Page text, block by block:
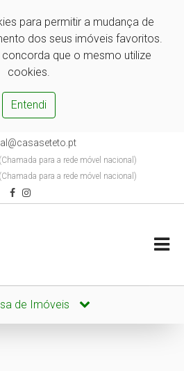
para permitir a mudança de
dos seus imóveis favoritos.
que o mesmo utilize
cookies.
Entendi
(Chamada para a rede móvel nacional)
(Chamada para a rede móvel nacional)
de Imóveis